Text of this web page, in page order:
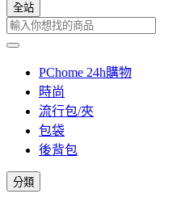
全站
PChome 24h購物
時尚
流行包/夾
包袋
後背包
分類